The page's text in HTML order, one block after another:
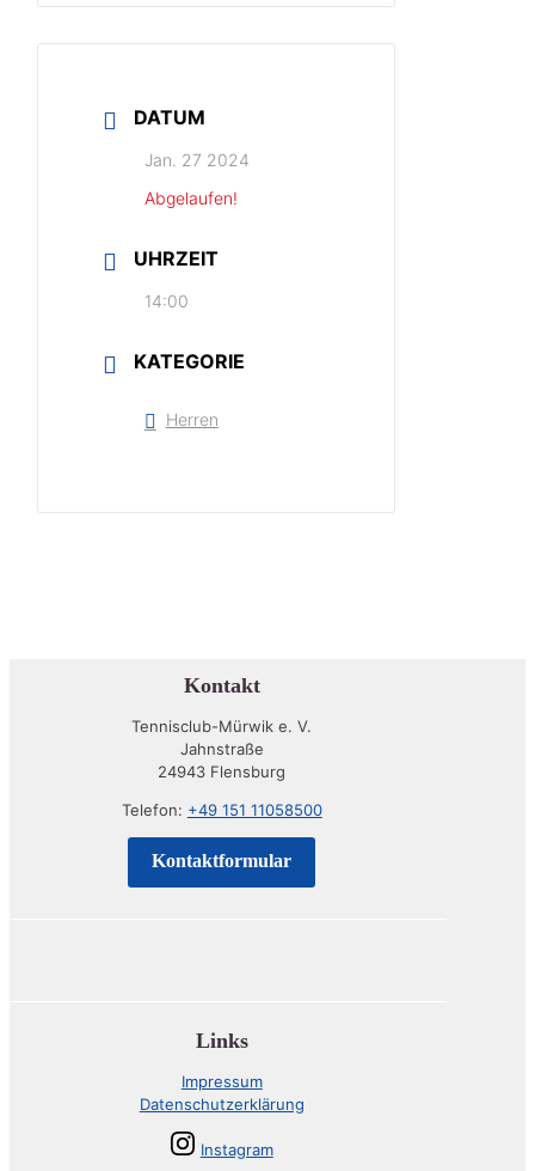
DATUM
Jan. 27 2024
Abgelaufen!
UHRZEIT
14:00
KATEGORIE
Herren
Kontakt
Tennisclub-Mürwik e. V.
Jahnstraße
24943 Flensburg
Telefon: +49 151 11058500
Kontaktformular
Links
Impressum
Datenschutzerklärung
Instagram